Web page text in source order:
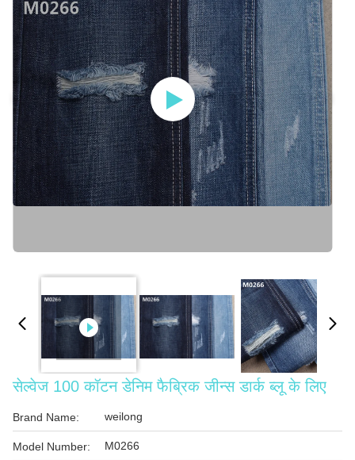
सेल्वेज 100 कॉटन डेनिम फैब्रिक जीन्स डार्क ब्लू के लिए
Brand Name: weilong
Model Number: M0266